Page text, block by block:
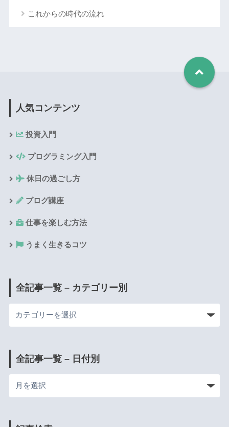
これからの時代の流れ
人気コンテンツ
投資入門
プログラミング入門
休日の過ごし方
ブログ講座
仕事を楽しむ方法
うまく生きるコツ
全記事一覧 – カテゴリー別
全記事一覧 – 日付別